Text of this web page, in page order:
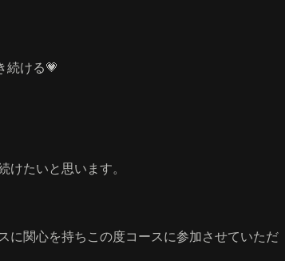
続ける💗
たいと思います。
に関心を持ちこの度コースに参加させていただ